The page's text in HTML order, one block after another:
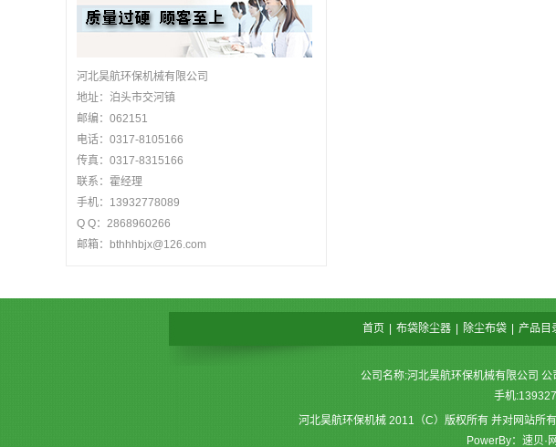
河北昊航环保机械有限公司
地址：泊头市交河镇
邮编：062151
电话：0317-8105166
传真：0317-8315166
联系：霍经理
手机：13932778089
Q Q：2868960266
邮箱：bthhhbjx@126.com
首页 布袋除尘器 除尘布袋 产品目
公司名称:河北昊航环保机械有限公司
手机
河北昊航环保机械 2011（C）版权所有 并对网站所
PowerBy：速贝·